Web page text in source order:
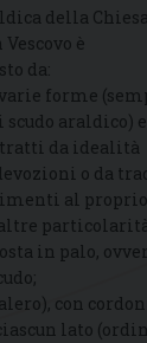
della Chiesa
è
da:
varie forme
araldico) e
da idealità
o da
al proprio
in palo,
con
lato